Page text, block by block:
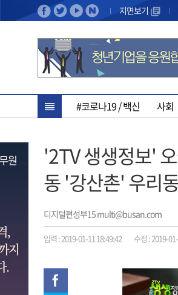
지면보기
#코로나19 / 백신 사회
'2TV 생생정보'
동 '강산촌' 우리
디지털편성부15 multi@busan.com
입력 : 2019-01-11 18:49:42 수정 : 2019-